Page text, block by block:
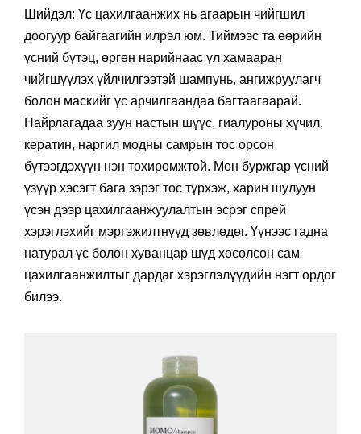
Шийдэл: Үс цахилгаанжих нь агаарын чийгшил
доогуур байгаагийн илрэл юм. Тиймээс та өөрийн
үсний бүтэц, өргөн нарийнаас үл хамааран
чийгшүүлэх үйлчилгээтэй шампунь, ангижруулагч
болон маскийг үс арчилгаандаа багтаагаарай.
Найрлагадаа зуун настын шүүс, гиалуроны хүчил,
кератин, наргил модны самрын тос орсон
бүтээгдэхүүн нэн тохиромжтой. Мөн буржгар үсний
үзүүр хэсэгт бага зэрэг тос түрхэж, харин шулуун
үсэн дээр цахилгаанжуулалтын эсрэг спрей
хэрэглэхийг мэргэжилтнүүд зөвлөдөг. Үүнээс гадна
натурал үс болон хуванцар шүд хосолсон сам
цахилгаанжилтыг дардаг хэрэглэлүүдийн нэгт ордог
билээ.